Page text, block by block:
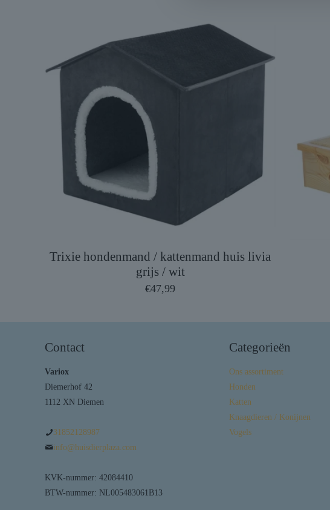
Trixie hondenmand / kattenmand huis livia
grijs / wit
€47,99
Contact
Variox
Diemerhof 42
1112 XN Diemen
31852128987
info@huisdierplaza.com
KVK-nummer: 42084410
BTW-nummer: NL005483061B13
Categorieën
Ons assortiment
Honden
Katten
Knaagdieren / Konijnen
Vogels